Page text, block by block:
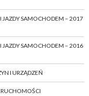
JAZDY SAMOCHODEM – 2017
JAZDY SAMOCHODEM – 2016
I URZĄDZEŃ